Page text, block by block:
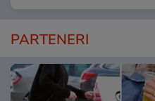
PARTENERI